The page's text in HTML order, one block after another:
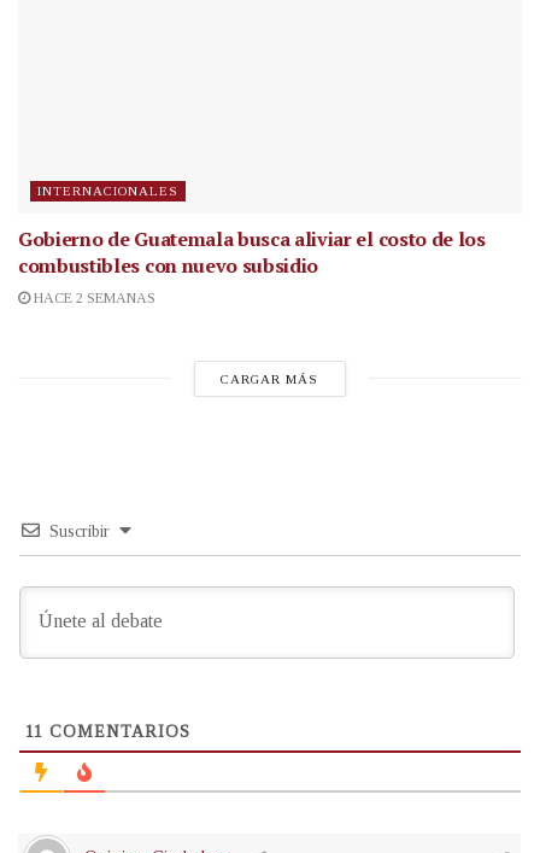
INTERNACIONALES
Gobierno de Guatemala busca aliviar el costo de los
combustibles con nuevo subsidio
HACE 2 SEMANAS
CARGAR MÁS
Suscribir
11 COMENTARIOS